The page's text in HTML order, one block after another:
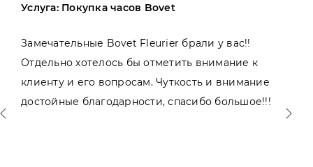
Услуга: Покупка часов Bovet
Замечательные Bovet Fleurier брали у вас!!
Отдельно хотелось бы отметить внимание к
клиенту и его вопросам. Чуткость и внимание
достойные благодарности, спасибо большое!!!